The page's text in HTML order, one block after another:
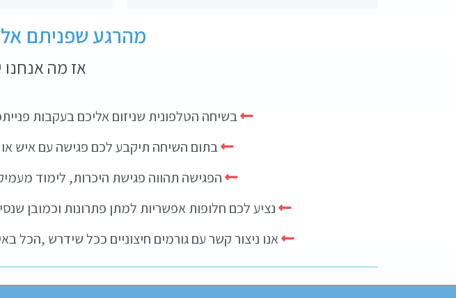
מהרגע שפניתם
אז מה אנחנו
בשיחה הטלפונית שניזום אליכם בעקבות
בתום השיחה תיקבע לכם פגישה עם איש
הפגישה תהווה פגישת היכרות, לימוד
נציע לכם חלופות אפשריות למתן פתרונות וכמובן
אנו ניצור קשר עם גורמים חיצוניים ככל שידרש ,הכל